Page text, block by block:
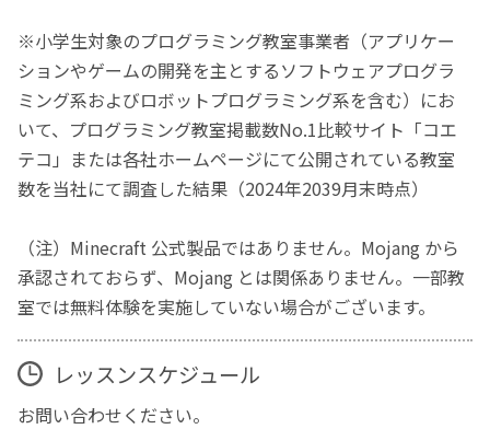
※小学生対象のプログラミング教室事業者（アプリケー
ションやゲームの開発を主とするソフトウェアプログラ
ミング系およびロボットプログラミング系を含む）にお
いて、プログラミング教室掲載数No.1比較サイト「コエ
テコ」または各社ホームページにて公開されている教室
数を当社にて調査した結果（2024年2039月末時点）
（注）Minecraft 公式製品ではありません。Mojang から
承認されておらず、Mojang とは関係ありません。一部教
室では無料体験を実施していない場合がございます。
レッスンスケジュール
お問い合わせください。